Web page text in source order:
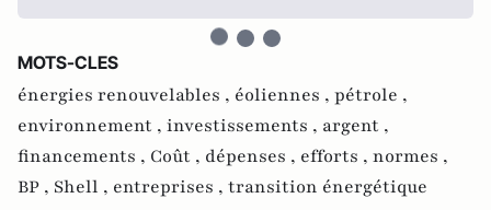
MOTS-CLES
énergies renouvelables , éoliennes , pétrole ,
environnement , investissements , argent ,
financements , Coût , dépenses , efforts , normes ,
BP , Shell , entreprises , transition énergétique